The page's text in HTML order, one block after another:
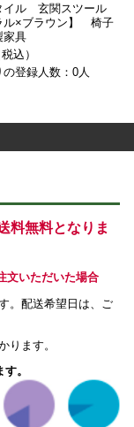
イル 玄関スツール
ル×ブラウン】 椅子
具
込）
登録人数：0人